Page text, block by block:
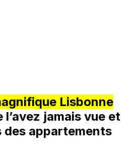
Lisbonne
l’avez jamais vue et
des appartements